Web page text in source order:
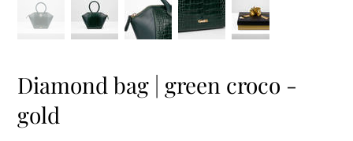
Diamond bag | green croco -
gold